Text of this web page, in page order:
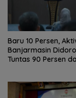
Baru 10 Persen,
Banjarmasin
Tuntas 90 Persen